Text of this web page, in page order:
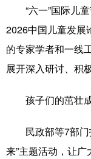
“六一”国际儿童
2026中国儿童发展
的专家学者和一线
展开深入研讨、积
孩子们的茁壮成
民政部等7部门
来”主题活动，让